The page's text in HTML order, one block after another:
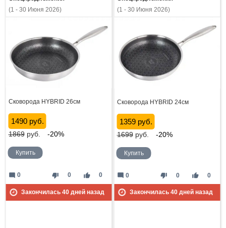
(1 - 30 Июня 2026)
Сковорода HYBRID 26см
1490 руб.
1869руб. -20%
Купить
thumb_down 0 thumb_up 0
mode_comment 0
Закончилась 40дней назад
(1 - 30 Июня 2026)
Сковорода HYBRID 24см
1359 руб.
1699руб. -20%
Купить
thumb_down 0 thumb_up 0
mode_comment 0
Закончилась 40дней назад